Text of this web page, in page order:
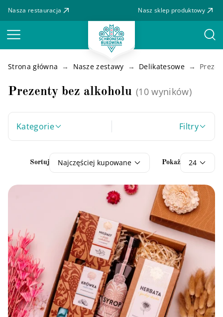
Nasza restauracja Nasz sklep produktowy
Menu
Strona główna Nasze zestawy Delikatesowe
Prezenty bez alkoholu (10 wyników)
Kategorie Filtry
Sortuj Najczęściej kupowane Pokaż 24